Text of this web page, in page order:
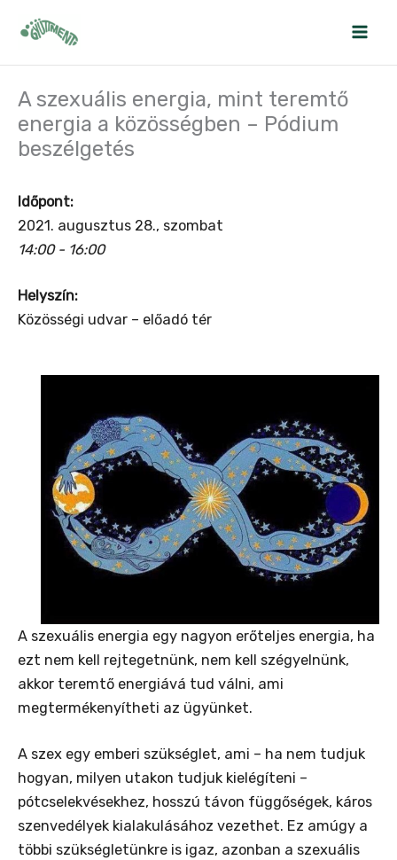
A szexuális energia, mint teremtő
energia a közösségben – Pódium
beszélgetés
Időpont:
2021. augusztus 28., szombat
14:00 - 16:00
Helyszín:
Közösségi udvar – előadó tér
A szexuális energia egy nagyon erőteljes energia, ha
ezt nem kell rejtegetnünk, nem kell szégyelnünk,
akkor teremtő energiává tud válni, ami
megtermékenyítheti az ügyünket.
A szex egy emberi szükséglet, ami – ha nem tudjuk
hogyan, milyen utakon tudjuk kielégíteni –
pótcselekvésekhez, hosszú távon függőségek, káros
szenvedélyek kialakulásához vezethet. Ez amúgy a
többi szükségletünkre is igaz, azonban a szexuális